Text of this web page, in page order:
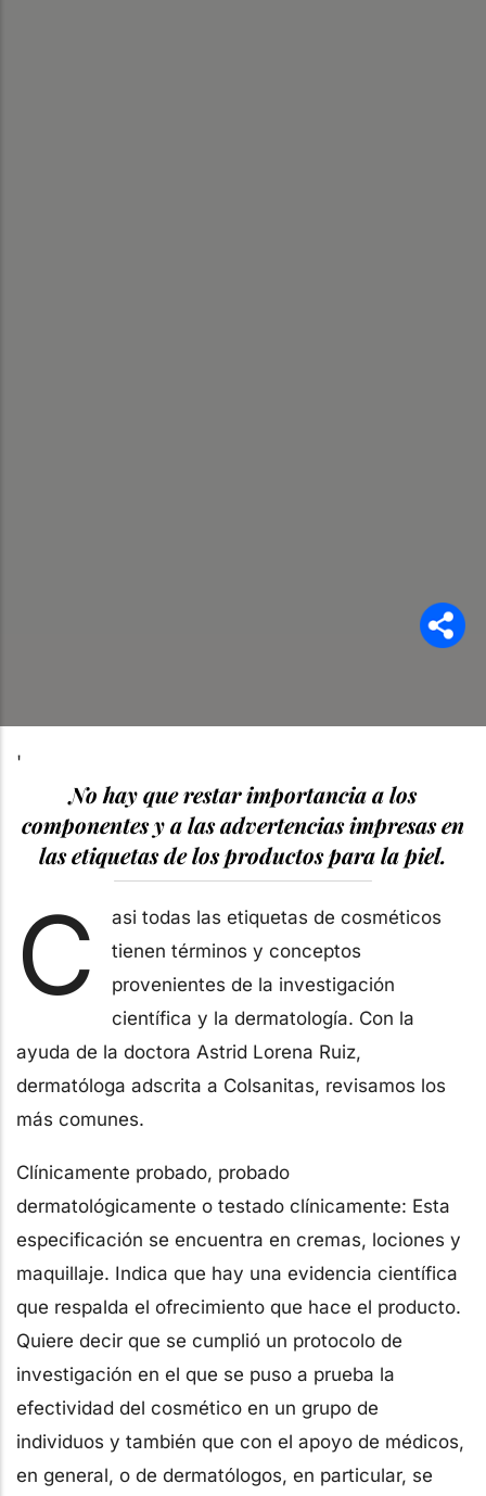
'
No hay que restar importancia a los
componentes y a las advertencias impresas en
las etiquetas de los productos para la piel.
C
asi todas las etiquetas de cosméticos
tienen términos y conceptos
provenientes de la investigación
científica y la dermatología. Con la
ayuda de la doctora Astrid Lorena Ruiz,
dermatóloga adscrita a Colsanitas, revisamos los
más comunes.
Clínicamente probado, probado
dermatológicamente o testado clínicamente: Esta
especificación se encuentra en cremas, lociones y
maquillaje. Indica que hay una evidencia científica
que respalda el ofrecimiento que hace el producto.
Quiere decir que se cumplió un protocolo de
investigación en el que se puso a prueba la
efectividad del cosmético en un grupo de
individuos y también que con el apoyo de médicos,
en general, o de dermatólogos, en particular, se